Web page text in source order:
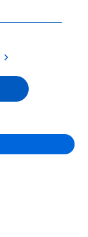
chevron_right